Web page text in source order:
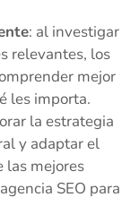
: al investigar
relevantes, los
mejor
les importa.
la estrategia
y adaptar el
las mejores
SEO para